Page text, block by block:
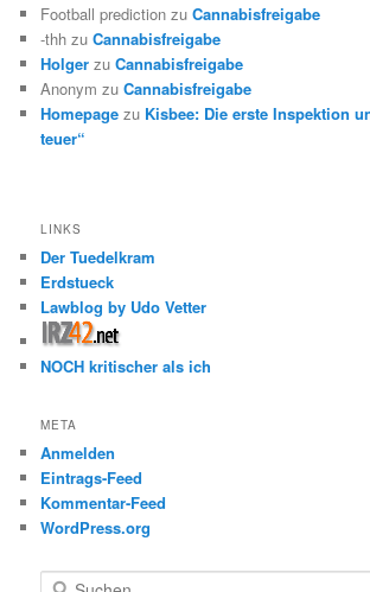
Football prediction zuCannabisfreigabe
-thh zuCannabisfreigabe
Holger zuCannabisfreigabe
Anonym zuCannabisfreigabe
Homepage zu Kisbee: Die erste Inspektion
teuer“
LINKS
Der Tuedelkram
Erdstueck
Lawblog by Udo Vetter
NOCH kritischer als ich
META
Anmelden
Eintrags-Feed
Kommentar-Feed
WordPress.org